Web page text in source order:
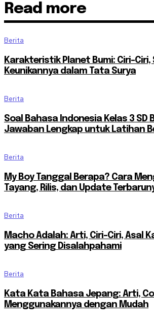
Read more
Berita
Karakteristik Planet Bumi: Ciri-
Keunikannya dalam Tata Surya
Berita
Soal Bahasa Indonesia Kelas 3 SD
Jawaban Lengkap untuk Latihan
Berita
My Boy Tanggal Berapa? Cara
Tayang, Rilis, dan Update
Berita
Macho Adalah: Arti, Ciri-Ciri, Asal
yang Sering Disalahpahami
Berita
Kata Kata Bahasa Jepang: Arti,
Menggunakannya dengan Mudah